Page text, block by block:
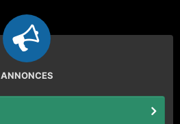
ANNONCES